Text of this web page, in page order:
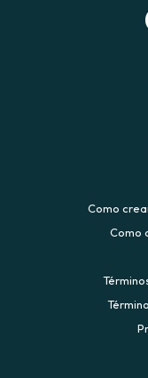
Como
Como